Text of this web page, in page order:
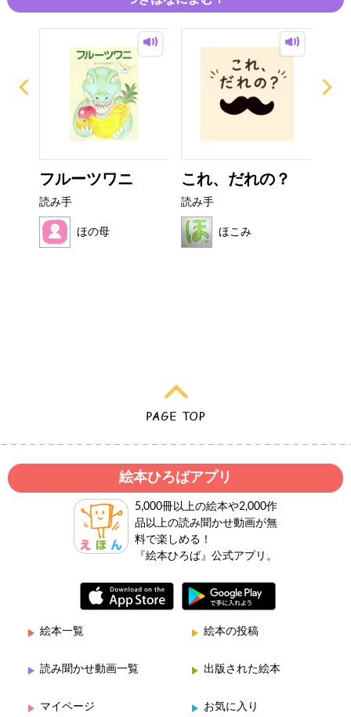
フルーツワニ
読み手
ほの母
これ、だれの？
読み手
ほこみ
絵本ひろばアプリ
5,000冊以上の絵本や2,000作
品以上の読み聞かせ動画が無
料で楽しめる！
『絵本ひろば』公式アプリ。
絵本一覧 絵本の投稿
読み聞かせ動画一覧 出版された絵本
マイページ お気に入り